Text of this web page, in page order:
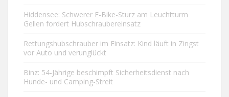
Hiddensee: Schwerer E-Bike-Sturz am Leuchtturm
Gellen fordert Hubschraubereinsatz
Rettungshubschrauber im Einsatz: Kind läuft in Zingst
vor Auto und verunglückt
Binz: 54-Jährige beschimpft Sicherheitsdienst nach
Hunde- und Camping-Streit